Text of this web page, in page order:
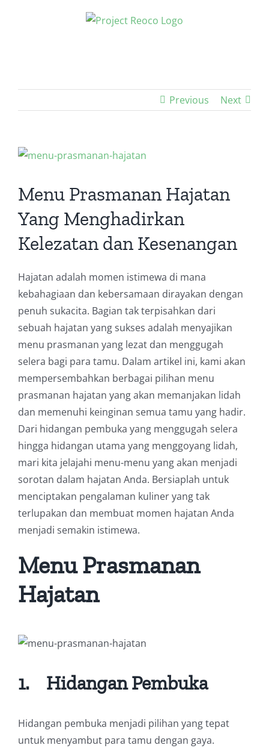
Previous Next
View
Image
Menu Prasmanan Hajatan
Yang Menghadirkan
Kelezatan dan Kesenangan
Hajatan adalah momen istimewa di mana
kebahagiaan dan kebersamaan dirayakan dengan
penuh sukacita. Bagian tak terpisahkan dari
sebuah hajatan yang sukses adalah menyajikan
menu prasmanan yang lezat dan menggugah
selera bagi para tamu. Dalam artikel ini, kami akan
mempersembahkan berbagai pilihan menu
prasmanan hajatan yang akan memanjakan lidah
dan memenuhi keinginan semua tamu yang hadir.
Dari hidangan pembuka yang menggugah selera
hingga hidangan utama yang menggoyang lidah,
mari kita jelajahi menu-menu yang akan menjadi
sorotan dalam hajatan Anda. Bersiaplah untuk
menciptakan pengalaman kuliner yang tak
terlupakan dan membuat momen hajatan Anda
menjadi semakin istimewa.
Menu Prasmanan
Hajatan
1. Hidangan Pembuka
Hidangan pembuka menjadi pilihan yang tepat
untuk menyambut para tamu dengan gaya.